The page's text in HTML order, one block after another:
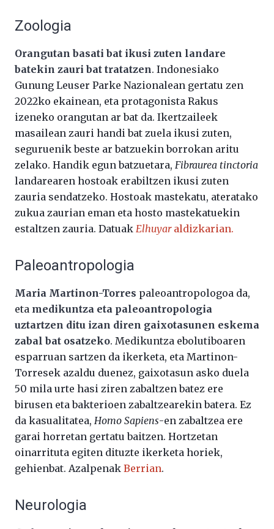
Zoologia
Orangutan basati bat ikusi zuten landare
batekin zauri bat tratatzen. Indonesiako
Gunung Leuser Parke Nazionalean gertatu zen
2022ko ekainean, eta protagonista Rakus
izeneko orangutan ar bat da. Ikertzaileek
masailean zauri handi bat zuela ikusi zuten,
seguruenik beste ar batzuekin borrokan aritu
zelako. Handik egun batzuetara, Fibraurea tinctoria
landarearen hostoak erabiltzen ikusi zuten
zauria sendatzeko. Hostoak mastekatu, ateratako
zukua zaurian eman eta hosto mastekatuekin
estaltzen zauria. Datuak Elhuyaraldizkarian.
Paleoantropologia
Maria Martinon-Torres paleoantropologoa da,
eta medikuntza eta paleoantropologia
uztartzen ditu izan diren gaixotasunen eskema
zabal bat osatzeko. Medikuntza ebolutiboaren
esparruan sartzen da ikerketa, eta Martinon-
Torresek azaldu duenez, gaixotasun asko duela
50 mila urte hasi ziren zabaltzen batez ere
birusen eta bakterioen zabaltzearekin batera. Ez
da kasualitatea, Homo Sapiens-en zabaltzea ere
garai horretan gertatu baitzen. Hortzetan
oinarrituta egiten dituzte ikerketa horiek,
gehienbat. Azalpenak Berrian.
Neurologia